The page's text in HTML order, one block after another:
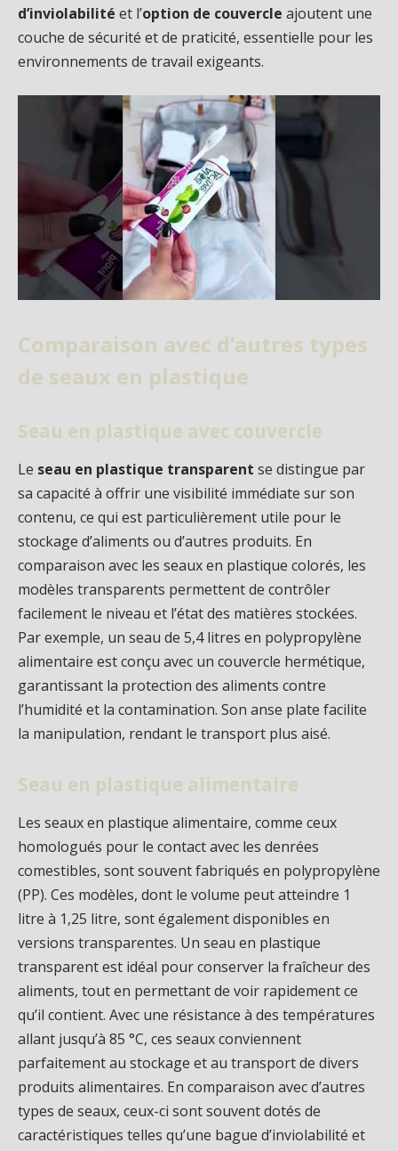
d’inviolabilité et l’option de couvercle ajoutent une
couche de sécurité et de praticité, essentielle pour les
environnements de travail exigeants.
Comparaison avec d’autres types
de seaux en plastique
Seau en plastique avec couvercle
Le seau en plastique transparent se distingue par
sa capacité à offrir une visibilité immédiate sur son
contenu, ce qui est particulièrement utile pour le
stockage d’aliments ou d’autres produits. En
comparaison avec les seaux en plastique colorés, les
modèles transparents permettent de contrôler
facilement le niveau et l’état des matières stockées.
Par exemple, un seau de 5,4 litres en polypropylène
alimentaire est conçu avec un couvercle hermétique,
garantissant la protection des aliments contre
l’humidité et la contamination. Son anse plate facilite
la manipulation, rendant le transport plus aisé.
Seau en plastique alimentaire
Les seaux en plastique alimentaire, comme ceux
homologués pour le contact avec les denrées
comestibles, sont souvent fabriqués en polypropylène
(PP). Ces modèles, dont le volume peut atteindre 1
litre à 1,25 litre, sont également disponibles en
versions transparentes. Un seau en plastique
transparent est idéal pour conserver la fraîcheur des
aliments, tout en permettant de voir rapidement ce
qu’il contient. Avec une résistance à des températures
allant jusqu’à 85 °C, ces seaux conviennent
parfaitement au stockage et au transport de divers
produits alimentaires. En comparaison avec d’autres
types de seaux, ceux-ci sont souvent dotés de
caractéristiques telles qu’une bague d’inviolabilité et